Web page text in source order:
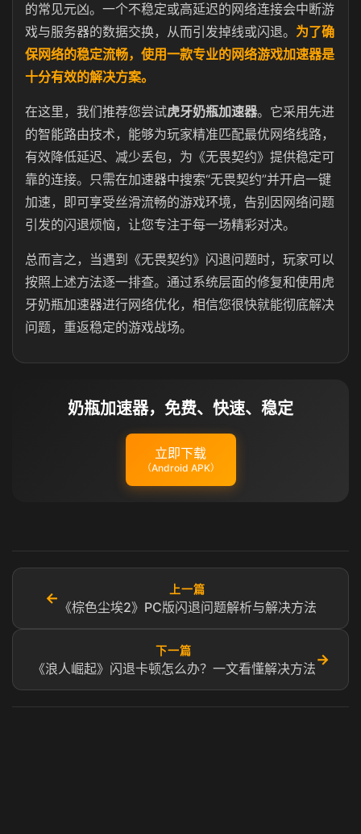
的常见元凶。一个不稳定或高延迟的网络连接会中断游
戏与服务器的数据交换，从而引发掉线或闪退。 为了确
保网络的稳定流畅，使用一款专业的网络游戏加速器是
十分有效的解决方案。
在这里，我们推荐您尝试虎牙奶瓶加速器。它采用先进
的智能路由技术，能够为玩家精准匹配最优网络线路，
有效降低延迟、减少丢包，为《无畏契约》提供稳定可
靠的连接。只需在加速器中搜索“无畏契约”并开启一键
加速，即可享受丝滑流畅的游戏环境，告别因网络问题
引发的闪退烦恼，让您专注于每一场精彩对决。
总而言之，当遇到《无畏契约》闪退问题时，玩家可以
按照上述方法逐一排查。通过系统层面的修复和使用虎
牙奶瓶加速器进行网络优化，相信您很快就能彻底解决
问题，重返稳定的游戏战场。
奶瓶加速器，免费、快速、稳定
立即下载
（Android APK）
←
上一篇
《棕色尘埃2》PC版闪退问题解析与解决方法
下一篇
《浪人崛起》闪退卡顿怎么办？一文看懂解决方法
→